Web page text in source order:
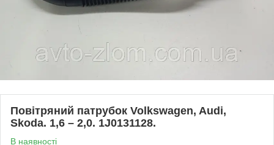
Повітряний патрубок Volkswagen, Audi,
Skoda. 1,6 – 2,0. 1J0131128.
В наявності